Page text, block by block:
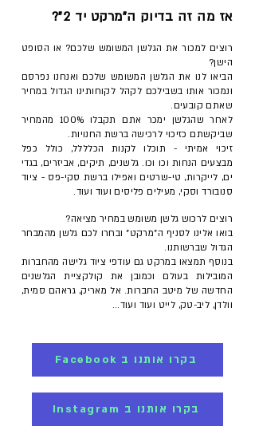
אז מה זה בדיוק ה"מרקט יד 2"?
רוצים למכור את הגלשן המשומש שלכם? או הסופט
הישן?
הביאו לנו את הגלשן המשומש שלכם ואנחנו נפרסם
ונמכור אותו בשבילכם לקהל לקוחותינו הגדול במחיר
שאתם קובעים.
לאחר שהגלשן ימכר אתם תקבלו 100% מהמחיר
שביקשתם כזיכוי לרכישה ברשת החנויות.
זיכוי אמיתי - תוכלו לקנות הכלללל, כולל כפל
מבצעים הנחות וכו וכו. גלשנים, תיקים, אביזרים, בגדי
ים, לייקרות, טי-שרטים ואפילו ברשת סקי-פס - ציוד
סנובורד וסקי, מעילים פליסים ועוד ועוד.
רוצים לרכוש גלשן משומש במחיר מציאה?
בואו אלינו לסניף ה"מרקט" ובחרו לכם גלשן מהמבחר
הגדול שברשותנו.
בנוסף תמצאו במרקט גם עודפי ציוד גלישה מהחברות
המובילות בעולם וכמובן את קולקציית הגלשנים
החדשה של מיטב החברות. אל מאריק, גראהם סמית,
וולדן, ליב-טק, לייט ועוד ועוד...
Facebook בקרו אותנו ב
Instagram בקרו אותנו ב